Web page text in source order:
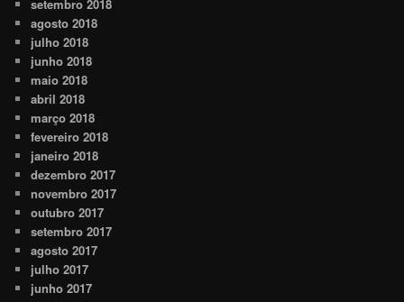
setembro 2018
agosto 2018
julho 2018
junho 2018
maio 2018
abril 2018
março 2018
fevereiro 2018
janeiro 2018
dezembro 2017
novembro 2017
outubro 2017
setembro 2017
agosto 2017
julho 2017
junho 2017